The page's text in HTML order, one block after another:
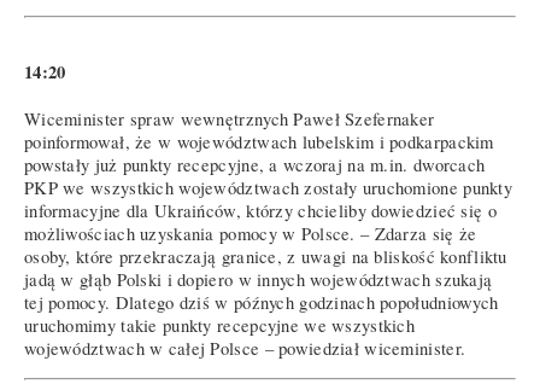
14:20
Wiceminister spraw wewnętrznych Paweł Szefernaker
poinformował, że w województwach lubelskim i podkarpackim
powstały już punkty recepcyjne, a wczoraj na m.in. dworcach
PKP we wszystkich województwach zostały uruchomione punkty
informacyjne dla Ukraińców, którzy chcieliby dowiedzieć się o
możliwościach uzyskania pomocy w Polsce. – Zdarza się że
osoby, które przekraczają granice, z uwagi na bliskość konfliktu
jadą w głąb Polski i dopiero w innych województwach szukają
tej pomocy. Dlatego dziś w późnych godzinach popołudniowych
uruchomimy takie punkty recepcyjne we wszystkich
województwach w całej Polsce – powiedział wiceminister.